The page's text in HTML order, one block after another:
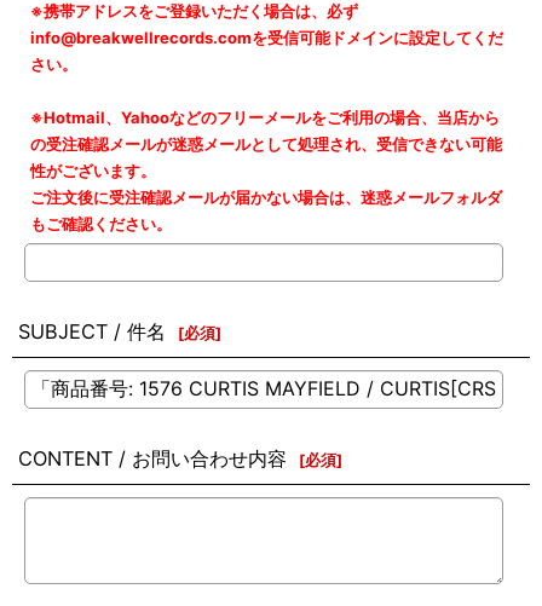
※携帯アドレスをご登録いただく場合は、必ず
info@breakwellrecords.comを受信可能ドメインに設定してくだ
さい。
※Hotmail、Yahooなどのフリーメールをご利用の場合、当店から
の受注確認メールが迷惑メールとして処理され、受信できない可能
性がございます。
ご注文後に受注確認メールが届かない場合は、迷惑メールフォルダ
もご確認ください。
SUBJECT / 件名 [必須]
CONTENT / お問い合わせ内容 [必須]